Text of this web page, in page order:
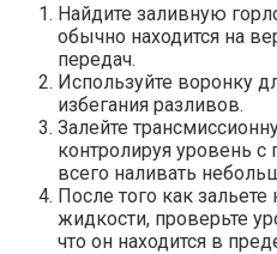
Найдите заливную
обычно находится на
передач.
Используйте воронку
избегания разливов.
Залейте
контролируя уровень
всего наливать
После того как
жидкости, проверьте
что он находится в